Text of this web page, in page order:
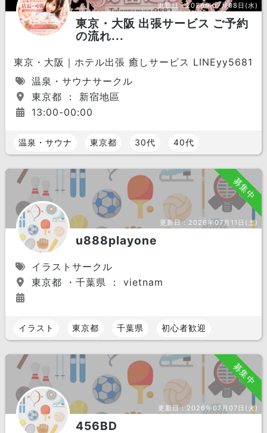
更新日：2026年07月08日(水)
東京・大阪 出張サービス ご予約
の流れ...
東京・大阪｜ホテル出張 癒しサービス LINEyy5681
温泉・サウナサークル
東京都 ： 新宿地區
13:00-00:00
温泉・サウナ 東京都 30代 40代
募集中
更新日： 2026年07月11日(土)
u888playone
イラストサークル
東京都 ・千葉県 ： vietnam
イラスト 東京都 千葉県 初心者歓迎
募集中
更新日：2026年07月07日(火)
456BD